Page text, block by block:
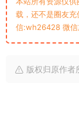
载，还不是圈友
信:wh26428 微
版权归原作者